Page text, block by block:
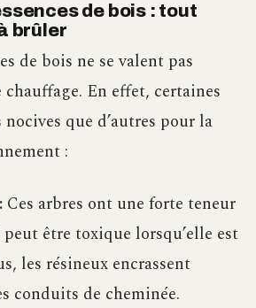
de bois : tout
brûler
de bois ne se valent pas
chauffage. En effet, certaines
que d’autres pour la
:
Ces arbres ont une forte teneur
être toxique lorsqu’elle est
les résineux encrassent
conduits de cheminée.